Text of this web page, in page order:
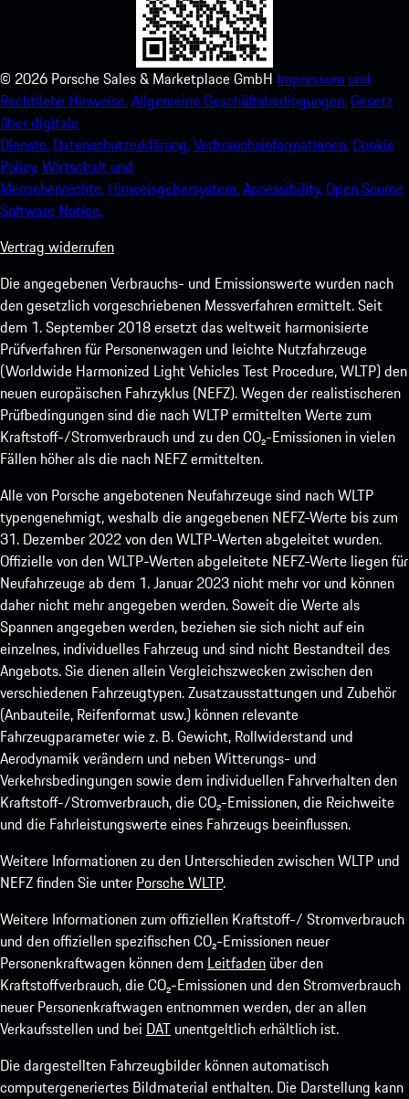
© 2026 Porsche Sales & Marketplace GmbH Impressum und
Rechtliche Hinweise.Allgemeine Geschäftsbedingungen.Gesetz
über digitale
Dienste. Datenschutzerklärung.Verbrauchsinformationen.Cookie
Policy.Wirtschaft und
Menschenrechte. Hinweisgebersystem.Accessibility.Open Source
Software Notice.
Vertrag widerrufen
Die angegebenen Verbrauchs- und Emissionswerte wurden nach
den gesetzlich vorgeschriebenen Messverfahren ermittelt. Seit
dem 1. September 2018 ersetzt das weltweit harmonisierte
Prüfverfahren für Personenwagen und leichte Nutzfahrzeuge
(Worldwide Harmonized Light Vehicles Test Procedure, WLTP) den
neuen europäischen Fahrzyklus (NEFZ). Wegen der realistischeren
Prüfbedingungen sind die nach WLTP ermittelten Werte zum
Kraftstoff-/Stromverbrauch und zu den CO₂-Emissionen in vielen
Fällen höher als die nach NEFZ ermittelten.
Alle von Porsche angebotenen Neufahrzeuge sind nach WLTP
typengenehmigt, weshalb die angegebenen NEFZ-Werte bis zum
31. Dezember 2022 von den WLTP-Werten abgeleitet wurden.
Offizielle von den WLTP-Werten abgeleitete NEFZ-Werte liegen für
Neufahrzeuge ab dem 1. Januar 2023 nicht mehr vor und können
daher nicht mehr angegeben werden. Soweit die Werte als
Spannen angegeben werden, beziehen sie sich nicht auf ein
einzelnes, individuelles Fahrzeug und sind nicht Bestandteil des
Angebots. Sie dienen allein Vergleichszwecken zwischen den
verschiedenen Fahrzeugtypen. Zusatzausstattungen und Zubehör
(Anbauteile, Reifenformat usw.) können relevante
Fahrzeugparameter wie z. B. Gewicht, Rollwiderstand und
Aerodynamik verändern und neben Witterungs- und
Verkehrsbedingungen sowie dem individuellen Fahrverhalten den
Kraftstoff-/Stromverbrauch, die CO₂-Emissionen, die Reichweite
und die Fahrleistungswerte eines Fahrzeugs beeinflussen.
Weitere Informationen zu den Unterschieden zwischen WLTP und
NEFZ finden Sie unter Porsche WLTP.
Weitere Informationen zum offiziellen Kraftstoff-/ Stromverbrauch
und den offiziellen spezifischen CO₂-Emissionen neuer
Personenkraftwagen können dem Leitfaden über den
Kraftstoffverbrauch, die CO₂-Emissionen und den Stromverbrauch
neuer Personenkraftwagen entnommen werden, der an allen
Verkaufsstellen und bei DAT unentgeltlich erhältlich ist.
Die dargestellten Fahrzeugbilder können automatisch
computergeneriertes Bildmaterial enthalten. Die Darstellung kann